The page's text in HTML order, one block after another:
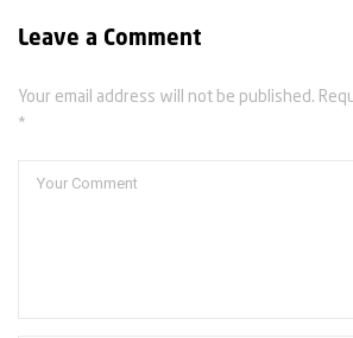
Leave a Comment
Your email address will not be published.
*